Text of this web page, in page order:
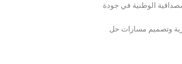
الوطنية في جودة
وتصميم مسارات حل